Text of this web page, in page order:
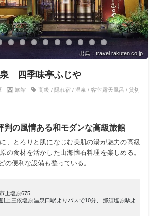
出典：travel.rakuten.co.jp
四季味亭ふじや
旅館
高級 / 隠れ宿 / 温泉 / 客室露天風呂 / 貸切
判の風情ある和モダンな高級旅館
、とろりと肌になじむ美肌の湯が魅力の高級
の食材を活かした山海懐石料理を楽しめる。
の便利な設備も整っている。
上塩原675
]上三依塩原温泉口駅よりバスで10分、那須塩原駅よ